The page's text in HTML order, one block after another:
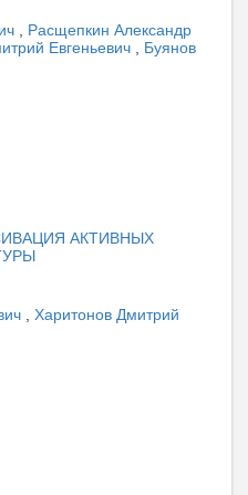
Расщепкин Александр
Евгеньевич
Буянов
АКТИВНЫХ
Харитонов Дмитрий